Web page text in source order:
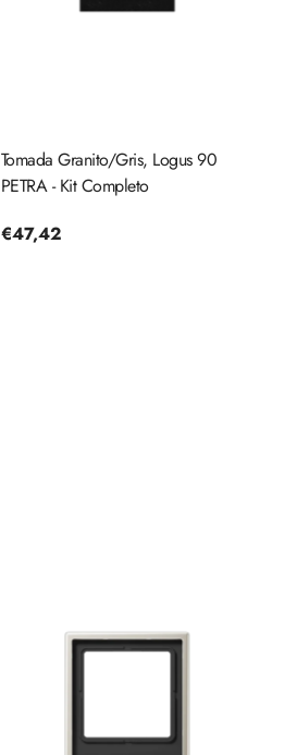
Tomada Granito/Gris, Logus 90
PETRA - Kit Completo
Preço
€47,42